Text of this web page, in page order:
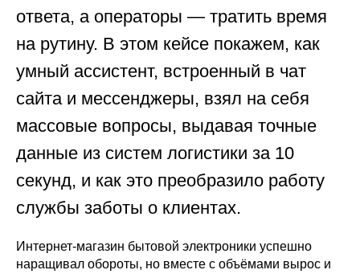
ответа, а операторы — тратить время
на рутину. В этом кейсе покажем, как
умный ассистент, встроенный в чат
сайта и мессенджеры, взял на себя
массовые вопросы, выдавая точные
данные из систем логистики за 10
секунд, и как это преобразило работу
службы заботы о клиентах.
Интернет-магазин бытовой электроники успешно
наращивал обороты, но вместе с объёмами вырос и